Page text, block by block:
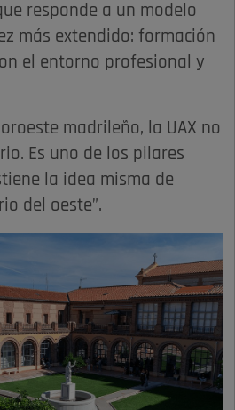
responde a un modelo
más extendido: formación
el entorno profesional y
madrileño, la UAX no
Es uno de los pilares
la idea misma de
del oeste”.